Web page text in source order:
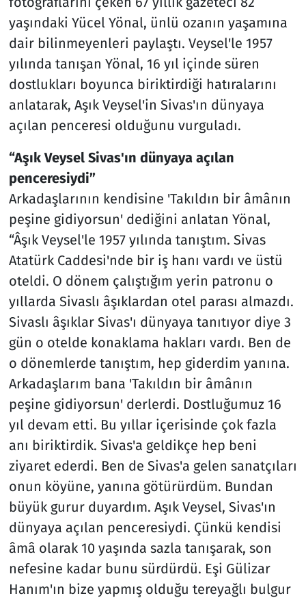
yaşındaki Yücel Yönal, ünlü ozanın yaşamına
dair bilinmeyenleri paylaştı. Veysel'le 1957
yılında tanışan Yönal, 16 yıl içinde süren
dostlukları boyunca biriktirdiği hatıralarını
anlatarak, Aşık Veysel'in Sivas'ın dünyaya
açılan penceresi olduğunu vurguladı.
“Aşık Veysel Sivas'ın dünyaya açılan
penceresiydi”
Arkadaşlarının kendisine 'Takıldın bir âmânın
peşine gidiyorsun' dediğini anlatan Yönal,
“Âşık Veysel'le 1957 yılında tanıştım. Sivas
Atatürk Caddesi'nde bir iş hanı vardı ve üstü
oteldi. O dönem çalıştığım yerin patronu o
yıllarda Sivaslı âşıklardan otel parası almazdı.
Sivaslı âşıklar Sivas'ı dünyaya tanıtıyor diye 3
gün o otelde konaklama hakları vardı. Ben de
o dönemlerde tanıştım, hep giderdim yanına.
Arkadaşlarım bana 'Takıldın bir âmânın
peşine gidiyorsun' derlerdi. Dostluğumuz 16
yıl devam etti. Bu yıllar içerisinde çok fazla
anı biriktirdik. Sivas'a geldikçe hep beni
ziyaret ederdi. Ben de Sivas'a gelen sanatçıları
onun köyüne, yanına götürürdüm. Bundan
büyük gurur duyardım. Aşık Veysel, Sivas'ın
dünyaya açılan penceresiydi. Çünkü kendisi
âmâ olarak 10 yaşında sazla tanışarak, son
nefesine kadar bunu sürdürdü. Eşi Gülizar
Hanım'ın bize yapmış olduğu tereyağlı bulgur